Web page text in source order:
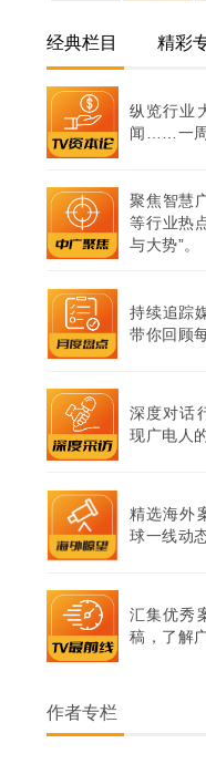
经典栏目 精彩
纵览行业
闻……一周
聚焦智慧
等行业热
与大势”。
持续追踪
带你回顾
深度对话
现广电人
精选海外
球一线动
汇集优秀
稿，了解
作者专栏